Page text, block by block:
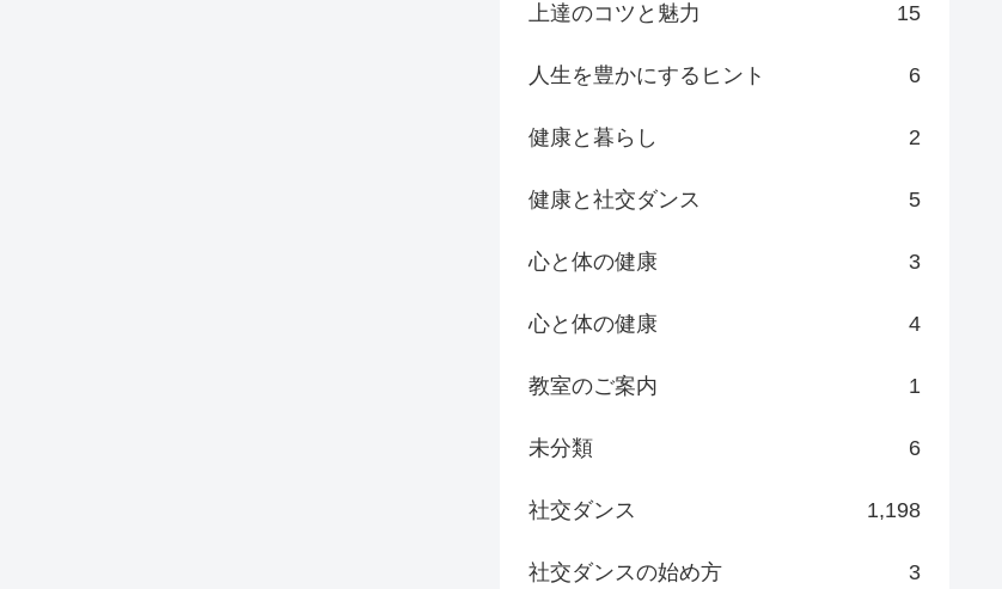
上達のコツと魅力 15
人生を豊かにするヒント 6
健康と暮らし 2
健康と社交ダンス 5
心と体の健康 3
心と体の健康 4
教室のご案内 1
未分類 6
社交ダンス 1,198
社交ダンスの始め方 3